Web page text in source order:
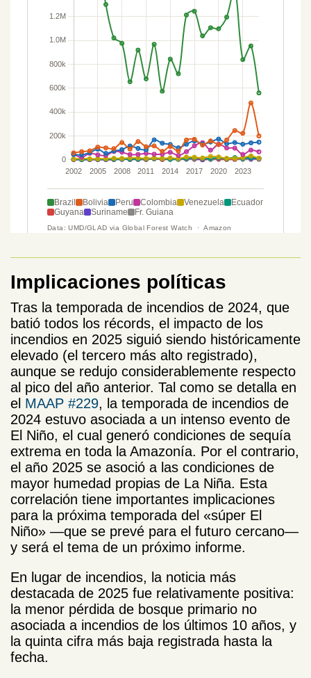
Implicaciones políticas
Tras la temporada de incendios de 2024, que
batió todos los récords, el impacto de los
incendios en 2025 siguió siendo históricamente
elevado (el tercero más alto registrado),
aunque se redujo considerablemente respecto
al pico del año anterior. Tal como se detalla en
el MAAP #229, la temporada de incendios de
2024 estuvo asociada a un intenso evento de
El Niño, el cual generó condiciones de sequía
extrema en toda la Amazonía. Por el contrario,
el año 2025 se asoció a las condiciones de
mayor humedad propias de La Niña. Esta
correlación tiene importantes implicaciones
para la próxima temporada del «súper El
Niño» —que se prevé para el futuro cercano—
y será el tema de un próximo informe.
En lugar de incendios, la noticia más
destacada de 2025 fue relativamente positiva:
la menor pérdida de bosque primario no
asociada a incendios de los últimos 10 años, y
la quinta cifra más baja registrada hasta la
fecha.